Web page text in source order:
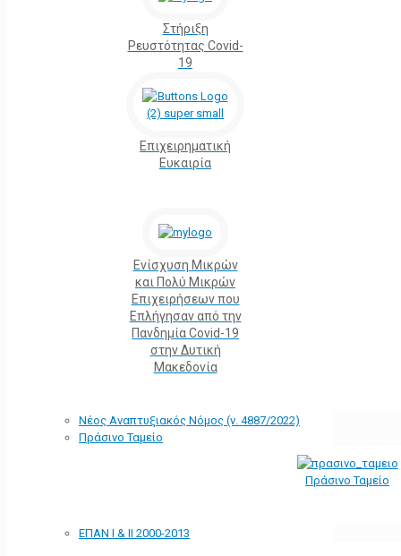
Στήριξη
Ρευστότητας Covid-
19
Επιχειρηματική
Ευκαιρία
Ενίσχυση Μικρών
και Πολύ Μικρών
Επιχειρήσεων που
Επλήγησαν από την
Πανδημία Covid-19
στην Δυτική
Μακεδονία
Νέος Αναπτυξιακός Νόμος (ν. 4887/2022)
Πράσινο Ταμείο
Πράσινο Ταμείο
ΕΠΑΝ Ι & ΙΙ 2000-2013